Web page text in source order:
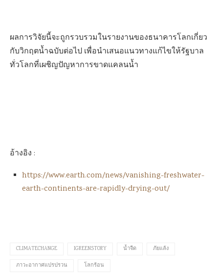
ผลการวิจัยนี้จะถูกรวบรวมในรายงานของธนาคารโลกเกี่ยว
กับวิกฤตน้ำฉบับต่อไป เพื่อนำเสนอแนวทางแก้ไขให้รัฐบาล
ทั่วโลกที่เผชิญปัญหาการขาดแคลนน้ำ
อ้างอิง :
https://www.earth.com/news/vanishing-freshwater-
earth-continents-are-rapidly-drying-out/
CLIMATECHANGE IGREENSTORY น้ำจืด ภัยแล้ง
ภาวะอากาศแปรปรวน โลกร้อน